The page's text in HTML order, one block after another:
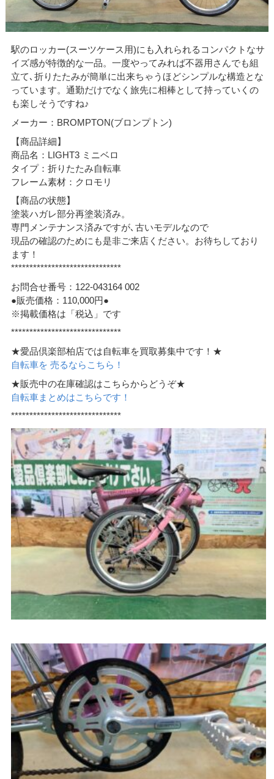
駅のロッカー(スーツケース用)にも入れられるコンパクトなサ
イズ感が特徴的な一品。一度やってみれば不器用さんでも組
立て､折りたたみが簡単に出来ちゃうほどシンプルな構造とな
っています。通勤だけでなく旅先に相棒として持っていくの
も楽しそうですね♪
メーカー：BROMPTON(ブロンプトン)
【商品詳細】
商品名：LIGHT3 ミニベロ
タイプ：折りたたみ自転車
フレーム素材：クロモリ
【商品の状態】
塗装ハガレ部分再塗装済み。
専門メンテナンス済みですが､古いモデルなので
現品の確認のためにも是非ご来店ください。お待ちしており
ます！
******************************
お問合せ番号：122-043164 002
●販売価格：110,000円●
※掲載価格は「税込」です
******************************
★愛品倶楽部柏店では自転車を買取募集中です！★
自転車を 売るならこちら！
★販売中の在庫確認はこちらからどうぞ★
自転車まとめはこちらです！
******************************